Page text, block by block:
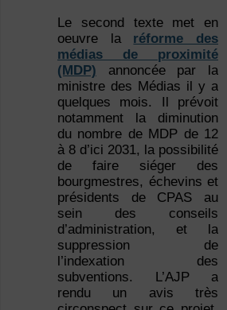
Le second texte met en
oeuvre la réforme des
médias de proximité
(MDP)
annoncée par la
ministre des Médias il y a
quelques mois. Il prévoit
notamment la diminution
du nombre de MDP de 12
à 8 d’ici 2031, la possibilité
de faire siéger des
bourgmestres, échevins et
présidents de CPAS au
sein des conseils
d’administration, et la
suppression de
l’indexation des
subventions. L’AJP a
rendu un avis très